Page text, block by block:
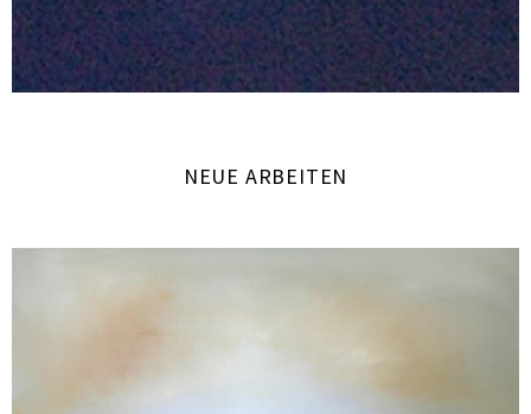
NEUE ARBEITEN